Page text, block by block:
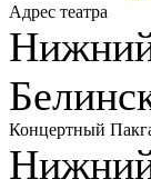
Адрес театра
Концертный